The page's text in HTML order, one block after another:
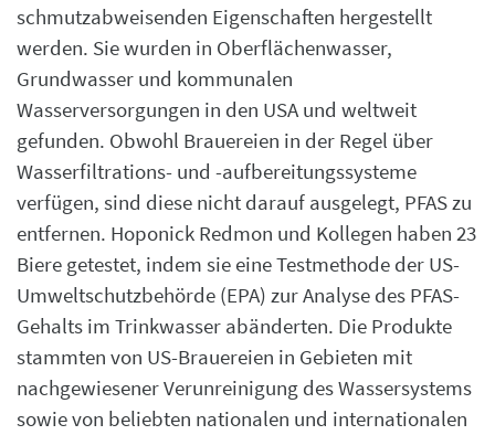
schmutzabweisenden Eigenschaften hergestellt
werden. Sie wurden in Oberflächenwasser,
Grundwasser und kommunalen
Wasserversorgungen in den USA und weltweit
gefunden. Obwohl Brauereien in der Regel über
Wasserfiltrations- und -aufbereitungssysteme
verfügen, sind diese nicht darauf ausgelegt, PFAS zu
entfernen. Hoponick Redmon und Kollegen haben 23
Biere getestet, indem sie eine Testmethode der US-
Umweltschutzbehörde (EPA) zur Analyse des PFAS-
Gehalts im Trinkwasser abänderten. Die Produkte
stammten von US-Brauereien in Gebieten mit
nachgewiesener Verunreinigung des Wassersystems
sowie von beliebten nationalen und internationalen